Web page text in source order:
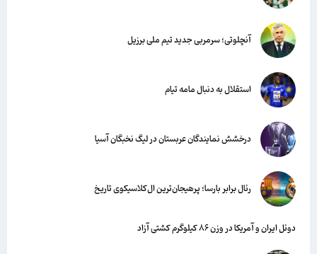
آنچلوتی؛ سرمربی جدید تیم ملی برزیل
استقلال به دنبال مامه تیام
درخشش نمایندگان عربستان در لیگ نخبگان آسیا
رئال برابر بارسا؛ پرهیجان‌‌ترین ال‌کلاسیکوی تاریخ
دوئل ایران و آمریکا در وزن ۸۶ کیلوگرم کشتی آزاد